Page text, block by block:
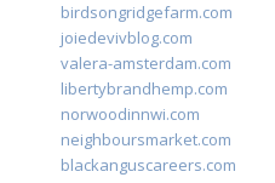
birdsongridgefarm.com
joiedevivblog.com
valera-amsterdam.com
libertybrandhemp.com
norwoodinnwi.com
neighboursmarket.com
blackanguscareers.com